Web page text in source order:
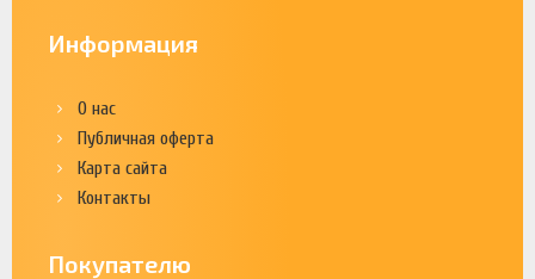
Информация
О нас
Публичная оферта
Карта сайта
Контакты
Покупателю